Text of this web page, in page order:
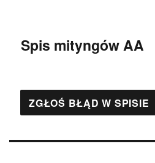
Spis mityngów AA
ZGŁOŚ BŁĄD W SPISIE